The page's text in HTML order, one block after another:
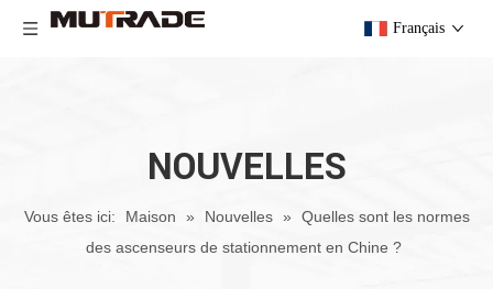
Français
NOUVELLES
Vous êtes ici: Maison » Nouvelles »
Quelles sont les normes
des ascenseurs de stationnement en Chine ?